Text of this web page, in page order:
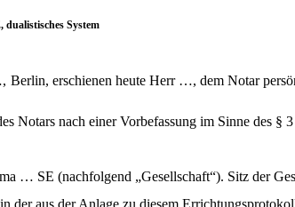
System
Berlin, erschienen heute Herr …, dem Notar
Notars nach einer Vorbefassung im Sinne des §
… SE (nachfolgend „Gesellschaft“). Sitz der
der aus der Anlage zu diesem